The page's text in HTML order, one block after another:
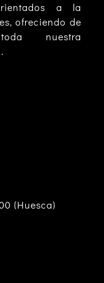
a la
ofreciendo de
nuestra
(Huesca)